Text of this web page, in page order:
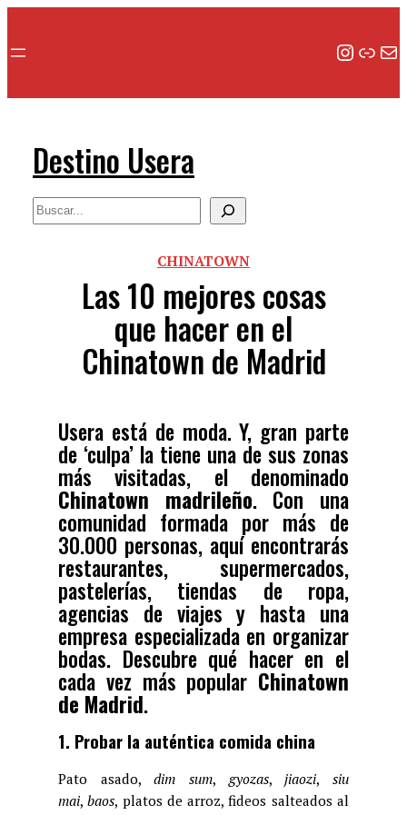
contenido
Destino Usera
Search
CHINATOWN
Las 10 mejores cosas
que hacer en el
Chinatown de Madrid
Usera está de moda. Y, gran parte
de ‘culpa’ la tiene una de sus zonas
más visitadas, el denominado
Chinatown madrileño. Con una
comunidad formada por más de
30.000 personas, aquí encontrarás
restaurantes, supermercados,
pastelerías, tiendas de ropa,
agencias de viajes y hasta una
empresa especializada en organizar
bodas. Descubre qué hacer en el
cada vez más popular Chinatown
de Madrid.
1. Probar la auténtica comida china
Pato asado,dim sum, gyozas, jiaozi,siu
mai,baos, platos de arroz, fideos salteados al